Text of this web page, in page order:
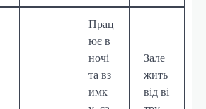
Прац
ює в
ночі
та вз
имк
Зале
жить
від ві